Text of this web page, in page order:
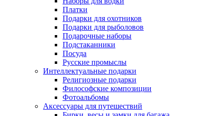
Платки
Подарки для охотников
Подарки для рыболовов
Подарочные наборы
Подстаканники
Посуда
Русские промыслы
Интеллектуальные подарки
Религиозные подарки
Философские композиции
Фотоальбомы
Аксессуары для путешествий